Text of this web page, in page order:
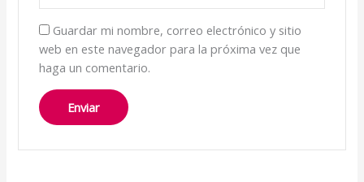
Guardar mi nombre, correo electrónico y sitio
web en este navegador para la próxima vez que
haga un comentario.